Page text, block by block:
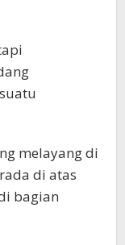
melayang di
di atas
bagian